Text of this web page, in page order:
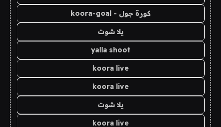
كورة جول - koora-goal
يلا شوت
yalla shoot
koora live
koora live
يلا شوت
koora live